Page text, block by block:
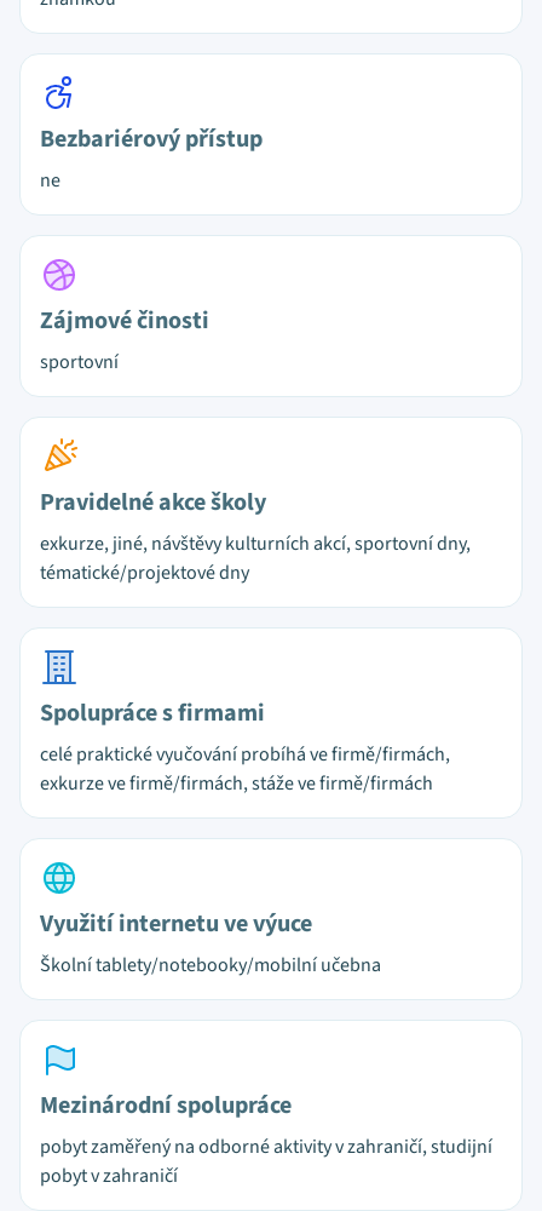
Bezbariérový přístup
ne
Zájmové činosti
sportovní
Pravidelné akce školy
exkurze, jiné, návštěvy kulturních akcí, sportovní dny,
tématické/projektové dny
Spolupráce s firmami
celé praktické vyučování probíhá ve firmě/firmách,
exkurze ve firmě/firmách, stáže ve firmě/firmách
Využití internetu ve výuce
Školní tablety/notebooky/mobilní učebna
Mezinárodní spolupráce
pobyt zaměřený na odborné aktivity v zahraničí, studijní
pobyt v zahraničí